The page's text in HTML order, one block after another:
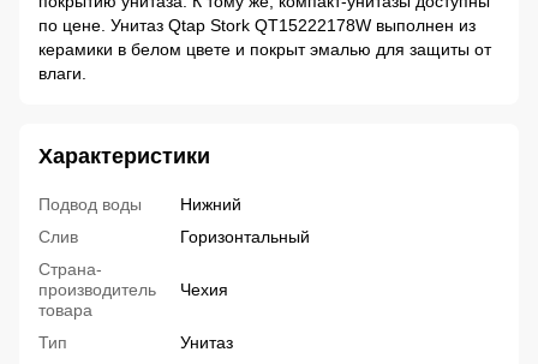
по цене. Унитаз Qtap Stork QT15222178W выполнен из
керамики в белом цвете и покрыт эмалью для защиты от
влаги.
Характеристики
Подвод воды
Нижний
Слив
Горизонтальный
Страна-
производитель
товара
Чехия
Тип
Унитаз